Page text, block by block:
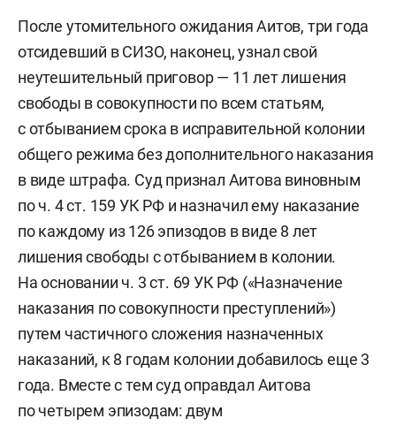
После утомительного ожидания Аитов, три года
отсидевший в СИЗО, наконец, узнал свой
неутешительный приговор — 11 лет лишения
свободы в совокупности по всем статьям,
с отбыванием срока в исправительной колонии
общего режима без дополнительного наказания
в виде штрафа. Суд признал Аитова виновным
по ч. 4 ст. 159 УК РФ и назначил ему наказание
по каждому из 126 эпизодов в виде 8 лет
лишения свободы с отбыванием в колонии.
На основании ч. 3 ст. 69 УК РФ («Назначение
наказания по совокупности преступлений»)
путем частичного сложения назначенных
наказаний, к 8 годам колонии добавилось еще 3
года. Вместе с тем суд оправдал Аитова
по четырем эпизодам: двум